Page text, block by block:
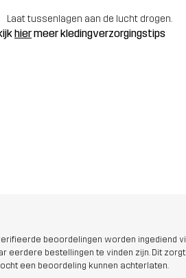
Laat tussenlagen aan de lucht drogen.
hiermeer kledingverzorgingstips
beoordelingen worden ingediend
eerdere bestellingen te vinden zijn. Dit
een beoordeling kunnen achterlaten.